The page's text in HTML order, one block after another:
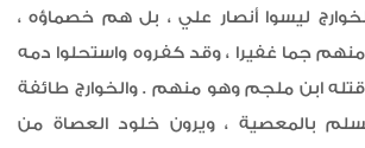
ليسوا أنصار علي ، بل هم خصماؤه ،
جما غفيرا ، وقد كفروه واستحلوا دمه
ابن ملجم وهو منهم . والخوارج طائفة
بالمعصية ، ويرون خلود العصاة من